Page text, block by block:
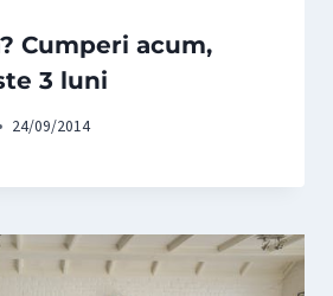
Cumperi acum,
3 luni
24/09/2014